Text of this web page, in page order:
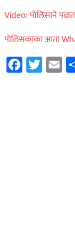
Video: पोलिसाने
पोलिसकाका आता